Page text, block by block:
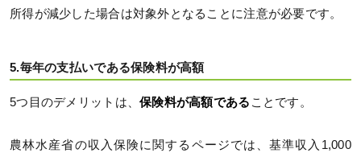
所得が減少した場合は対象外となることに注意が必要です。
5.毎年の支払いである保険料が高額
5つ目のデメリットは、保険料が高額である ことです。
農林水産省の収入保険に関するページでは、基準収入1,000